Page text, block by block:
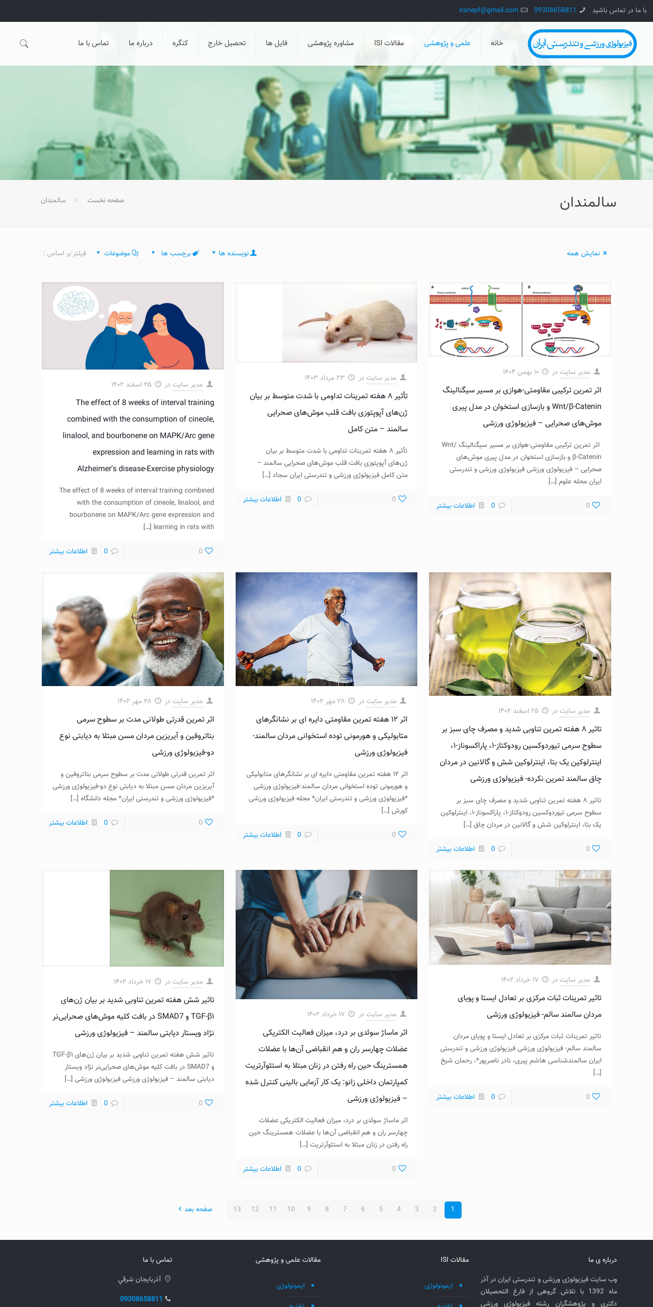
با ما در تماس باشید 09308658811
iranepf@gmail.com
خانه علمی و پژوهشی مقالات ISI مشاوره پژوهشی فایل ها تحصیل خارج کنگره درباره ما تماس با ما
سالمندان صفحه نخست سالمندان
فیلتر بر اساس : موضوعات برچسب ها نویسنده ها نمایش همه
مدیر سایت در ۱۰ بهمن ۱۴۰۴
اثر تمرین ترکیبی مقاومتی-هوازی بر مسیر سیگنالینگ
Wnt/β-Catenin و بازسازی استخوان در مدل پیری
موش‌های صحرایی – فیزیولوژی ورزشی
اثر تمرین ترکیبی مقاومتی-هوازی بر مسیر سیگنالینگ Wnt/
β-Catenin و بازسازی استخوان در مدل پیری موش‌های
صحرایی – فیزیولوژی ورزشی فیزیولوژی ورزشی و تندرستی
ایران محله علوم […]
0
0 اطلاعات بیشتر
مدیر سایت در ۲۳ مرداد ۱۴۰۳
تأثیر ۸ هفته تمرینات تداومی با شدت متوسط بر بیان
ژن‌های آپوپتوزی بافت قلب موش‌های صحرایی
سالمند – متن کامل
تأثیر ۸ هفته تمرینات تداومی با شدت متوسط بر بیان
ژن‌های آپوپتوزی بافت قلب موش‌های صحرایی سالمند –
متن کامل فیزیولوژی ورزشی و تندرستی ایران سجاد[…]
0
0 اطلاعات بیشتر
مدیر سایت در ۲۵ اسفند ۱۴۰۲
The effect of 8 weeks of interval training
combined with the consumption of cineole,
linalool, and bourbonene on MAPK/Arc gene
expression and learning in rats with
Alzheimer’s disease-Exercise physiology
The effect of 8 weeks of interval training combined
with the consumption of cineole, linalool, and
bourbonene on MAPK/Arc gene expression and
learning in rats with
[…]
0
0 اطلاعات بیشتر
مدیر سایت در ۲۵ اسفند ۱۴۰۲
تاثیر ۸ هفته تمرین تناوبی شدید و مصرف چای سبز بر
سطوح سرمی تیوردوکسین رودوکتاز-۱، پاراکسوناز-۱،
اینترلوکین یک بتا، اینترلوکین شش و گالانین در مردان
چاق سالمند تمرین نکرده- فیزیولوژی ورزشی
تاثیر ۸ هفته تمرین تناوبی شدید و مصرف چای سبز بر
سطوح سرمی تیوردوکسین رودوکتاز-۱، پاراکسوناز-۱، اینترلوکین
یک بتا، اینترلوکین شش و گالانین در مردان چاق […]
0
0 اطلاعات بیشتر
مدیر سایت در ۲۸ مهر ۱۴۰۲
اثر ۱۲ هفته تمرین مقاومتی دایره ای بر نشانگرهای
متابولیکی و هورمونی توده استخوانی مردان سالمند-
فیزیولوژی ورزشی
اثر ۱۲ هفته تمرین مقاومتی دایره ای بر نشانگرهای متابولیکی
و هورمونی توده استخوانی مردان سالمند-فیزیولوژی ورزشی
*فیزیولوژی ورزشی و تندرستی ایران* مجله فیزیولوژی ورزشی
کورش[…]
0
0 اطلاعات بیشتر
مدیر سایت در ۲۸ مهر ۱۴۰۲
اثر تمرین‌ قدرتی طولانی مدت بر سطوح سرمی
بتاتروفین و آیریزین مردان مسن مبتلا به دیابتی نوع
دو-فیزیولوژی ورزشی
اثر تمرین‌ قدرتی طولانی مدت بر سطوح سرمی بتاتروفین و
آیریزین مردان مسن مبتلا به دیابتی نوع دو-فیزیولوژی ورزشی
*فیزیولوژی ورزشی و تندرستی ایران* مجله دانشگاه […]
0
0 اطلاعات بیشتر
مدیر سایت در ۱۷ خرداد ۱۴۰۲
تاثیر تمرینات ثبات‌ مرکزی بر تعادل ایستا و پویای
مردان سالمند سالم- فیزیولوژی ورزشی
تاثیر تمرینات ثبات‌ مرکزی بر تعادل ایستا و پویای مردان
سالمند سالم- فیزیولوژی ورزشی فیزیولوژی ورزشی و تندرستی
ایران سالمندشناسی هاشم پیری، نادر ناصرپور*، رحمان شیخ
[…]
0
0 اطلاعات بیشتر
مدیر سایت در ۱۷ خرداد ۱۴۰۲
اثر ماساژ سوئدی بر درد، میزان فعالیت الکتریکی
عضلات چهارسر ران و هم انقباضی آن‌ها با عضلات
همسترینگ حین راه رفتن در زنان مبتلا به استئوآرتریت
کمپارتمان داخلی زانو: یک کار آزمایی بالینی کنترل شده
– فیزیولوژی ورزشی
اثر ماساژ سوئدی بر درد، میزان فعالیت الکتریکی عضلات
چهارسر ران و هم انقباضی آن‌ها با عضلات همسترینگ حین
راه رفتن در زنان مبتلا به استئوآرتریت[…]
0
0 اطلاعات بیشتر
مدیر سایت در ۱۷ خرداد ۱۴۰۲
تاثیر شش هفته تمرین تناوبی شدید بر بیان ژن‌های
TGF-β۱ و SMAD7 در بافت کلیه موش‌های صحرایی‌نر
نژاد ویستار دیابتی ‌سالمند – فیزیولوژی ورزشی
تاثیر شش هفته تمرین تناوبی شدید بر بیان ژن‌های TGF-β۱
و SMAD7 در بافت کلیه موش‌های صحرایی‌نر نژاد ویستار
دیابتی ‌سالمند – فیزیولوژی ورزشی فیزیولوژی ورزشی […]
0
0 اطلاعات بیشتر
1
2
3
4
5
6
7
8
9
10
11
12
13 صفحه بعد
درباره ی ما
وب سایت فیزیولوژی ورزشی و تندرستی ایران در آذر
ماه 1392 با تلاش گروهی از فارغ التحصیلان
دکتری و پژوهشگران رشته فیزیولوژی ورزشی
مقالات ISI
ایمونولوژی
مقالات علمی و پژوهشی
ایمونولوژی
تماس با ما
آذربايجان شرقي
09308658811